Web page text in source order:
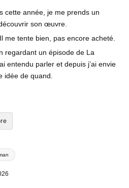
cette année, je me prends un
son œuvre.
me tente bien, pas encore acheté.
regardant un épisode de La
entendu parler et depuis j’ai envie
idée de quand.